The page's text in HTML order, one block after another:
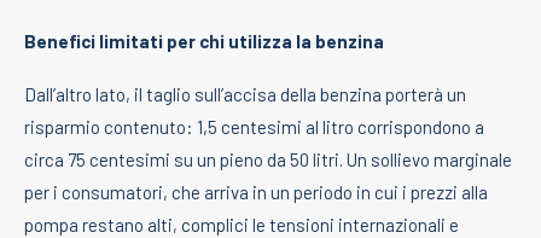
Benefici limitati per chi utilizza la benzina
Dall’altro lato, il taglio sull’accisa della benzina porterà un
risparmio contenuto: 1,5 centesimi al litro corrispondono a
circa 75 centesimi su un pieno da 50 litri. Un sollievo marginale
per i consumatori, che arriva in un periodo in cui i prezzi alla
pompa restano alti, complici le tensioni internazionali e